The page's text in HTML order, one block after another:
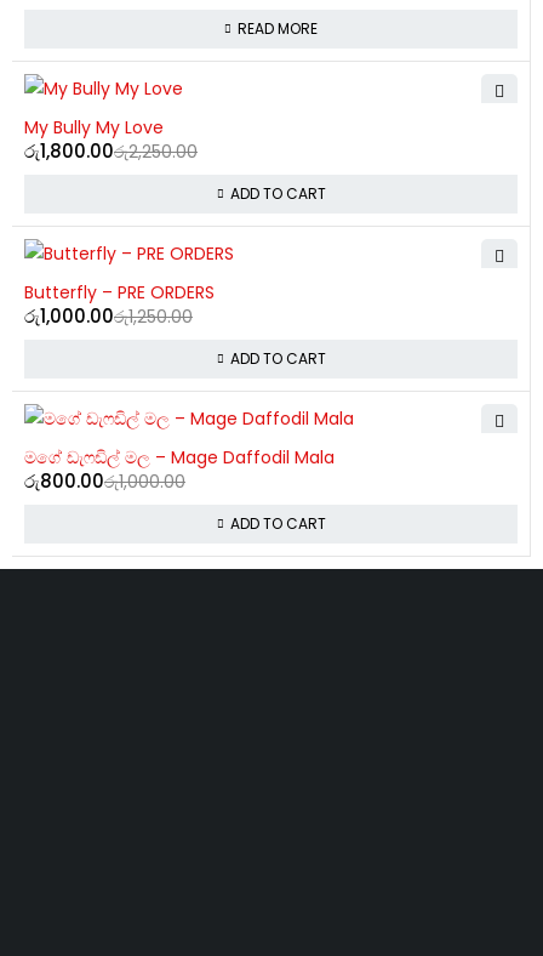
READ MORE
My Bully My Love
රු2,250.00
රු1,800.00
ADD TO CART
Butterfly – PRE ORDERS
රු1,250.00
රු1,000.00
ADD TO CART
-20%
මගේ ඩැෆඩිල් මල – Mage Daffodil Mala
රු1,000.00
රු800.00
ADD TO CART